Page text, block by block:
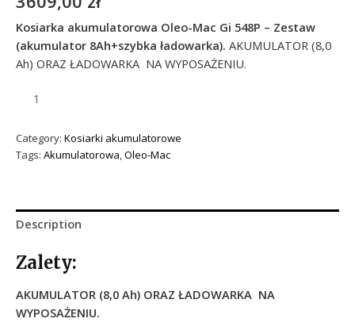
Kosiarka akumulatorowa Oleo-Mac Gi 548P – Zestaw
(akumulator 8Ah+szybka ładowarka). AKUMULATOR (8,0
Ah) ORAZ ŁADOWARKA NA WYPOSAŻENIU.
Category: Kosiarki akumulatorowe
Tags: Akumulatorowa,Oleo-Mac
Description
Zalety:
AKUMULATOR (8,0 Ah) ORAZ ŁADOWARKA NA
WYPOSAŻENIU.